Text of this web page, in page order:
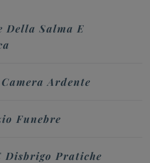
Della Salma E
Ardente
Funebre
Disbrigo Pratiche